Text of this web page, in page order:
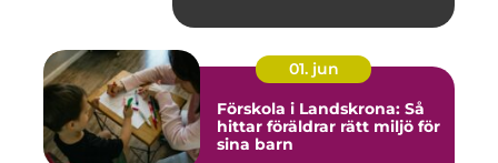
01. jun
Förskola i Landskrona: Så
hittar föräldrar rätt miljö för
sina barn